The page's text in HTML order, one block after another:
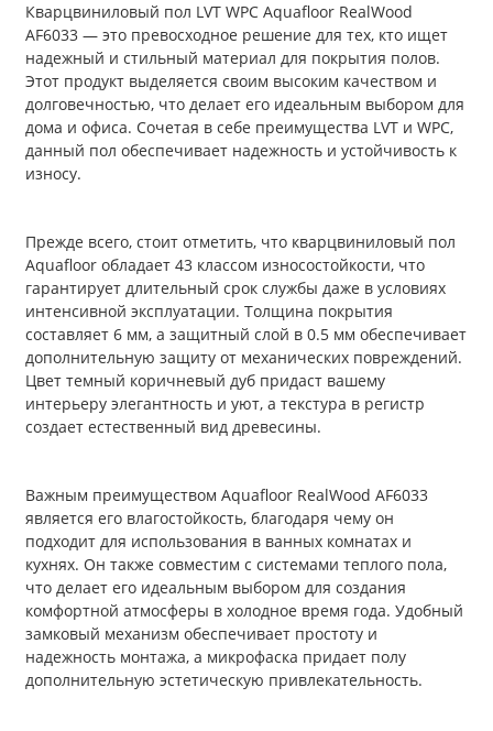
Кварцвиниловый пол LVT WPC Aquafloor RealWood
AF6033 — это превосходное решение для тех, кто ищет
надежный и стильный материал для покрытия полов.
Этот продукт выделяется своим высоким качеством и
долговечностью, что делает его идеальным выбором для
дома и офиса. Сочетая в себе преимущества LVT и WPC,
данный пол обеспечивает надежность и устойчивость к
износу.
Прежде всего, стоит отметить, что кварцвиниловый пол
Aquafloor обладает 43 классом износостойкости, что
гарантирует длительный срок службы даже в условиях
интенсивной эксплуатации. Толщина покрытия
составляет 6 мм, а защитный слой в 0.5 мм обеспечивает
дополнительную защиту от механических повреждений.
Цвет темный коричневый дуб придаст вашему
интерьеру элегантность и уют, а текстура в регистр
создает естественный вид древесины.
Важным преимуществом Aquafloor RealWood AF6033
является его влагостойкость, благодаря чему он
подходит для использования в ванных комнатах и
кухнях. Он также совместим с системами теплого пола,
что делает его идеальным выбором для создания
комфортной атмосферы в холодное время года. Удобный
замковый механизм обеспечивает простоту и
надежность монтажа, а микрофаска придает полу
дополнительную эстетическую привлекательность.